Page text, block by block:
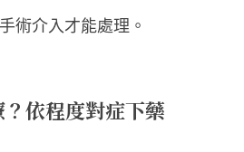
術介入才能處理。
依程度對症下藥